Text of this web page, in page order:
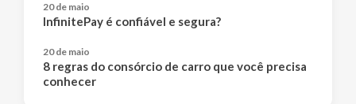
20 de maio
InfinitePay é confiável e segura?
20 de maio
8 regras do consórcio de carro que você precisa
conhecer